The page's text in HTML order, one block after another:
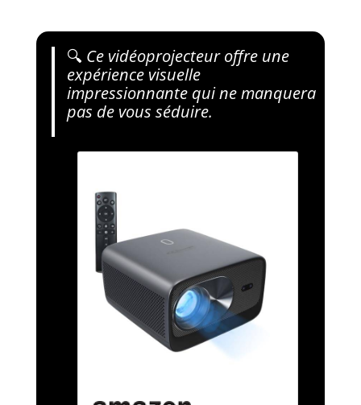
🔍 Ce vidéoprojecteur offre une
expérience visuelle
impressionnante qui ne manquera
pas de vous séduire.